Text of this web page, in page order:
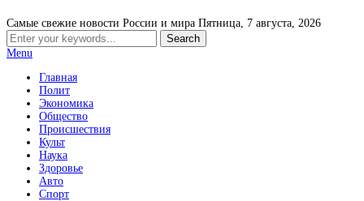
Самые свежие новости России и мира Пятница, 7 августа, 2026
Menu
Главная
Полит
Экономика
Общество
Происшествия
Культ
Наука
Здоровье
Авто
Спорт